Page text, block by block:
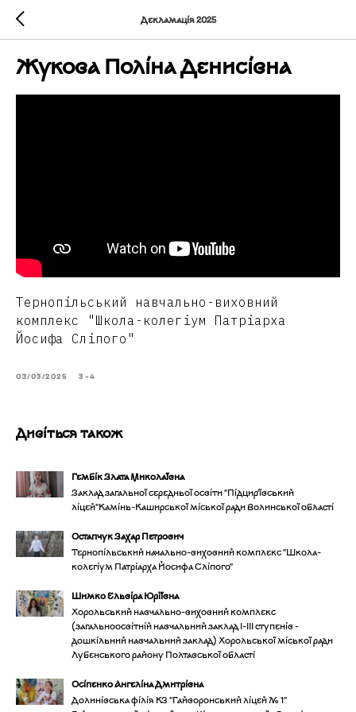
Декламація 2025
Жукова Поліна Денисівна
Тернопільський навчально-виховний
комплекс "Школа-колегіум Патріарха
Йосифа Сліпого"
03/03/2025 3-4
Дивіться також
Гембік Злата Миколаївна
Заклад загальної середньої освіти "Підцир'ївський
ліцей"Камінь-Каширської міської ради Волинської області
Остапчук Захар Петрович
Тернопільський начально-виховний комплекс "Школа-
колегіум Патріарха Йосифа Сліпого"
Шимко Ельвіра Юріївна
Хорольський навчально-виховний комплекс
(загальноосвітній навчальний заклад І-ІІІ ступенів -
дошкільний навчальний заклад) Хорольської міської ради
Лубенського району Полтавської області
Осіпенко Ангеліна Дмитрівна
Долинівська філія КЗ "Гайворонський ліцей № 1"